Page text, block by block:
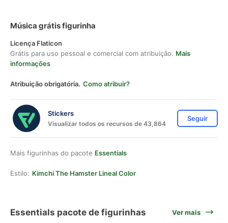
Música grátis figurinha
Licença Flaticon
Grátis para uso pessoal e comercial com atribuição. Mais
informações
Atribuição obrigatória. Como atribuir?
Stickers
Visualizar todos os recursos de 43,864
Seguir
Mais figurinhas do pacote Essentials
Estilo: Kimchi The Hamster Lineal Color
Essentials pacote de figurinhas Ver mais